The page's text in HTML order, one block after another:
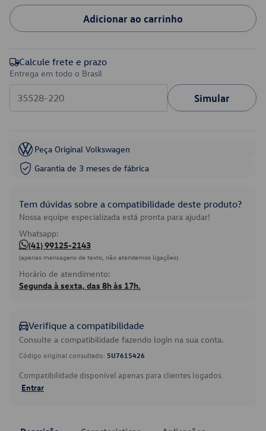
Adicionar ao carrinho
Calcule frete e prazo
Entrega em todo o Brasil
Simular
Peça Original Volkswagen
Garantia de 3 meses de fábrica
Tem dúvidas sobre a compatibilidade deste produto?
Nossa equipe especializada está pronta para ajudar!
Whatsapp:
(41) 99125-2143
(apenas mensagens de texto, não atendemos ligações)
Horário de atendimento:
Segunda à sexta, das 8h às 17h.
Verifique a compatibilidade
Consulte a compatibilidade fazendo login na sua conta.
Código original consultado: 5U7615426
Compatibilidade disponível apenas para clientes logados.
Entrar